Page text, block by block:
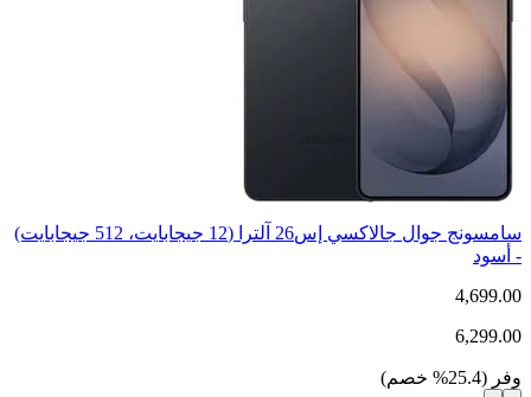
سامسونج جوال جالاكسي إس26 آلترا (12 جيجابايت، 512 جيجابايت)
- أسود
4,699.00
6,299.00
وفر (
25.4
% خصم)